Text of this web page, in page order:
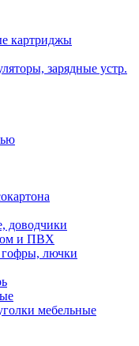
картриджы
зарядные устр.
доводчики
и ПВХ
гофры, лючки
мебельные